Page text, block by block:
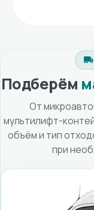
Подберём
От
мультилифт-
объём и тип
при